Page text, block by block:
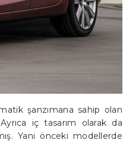
şanzımana sahip olan
iç tasarım olarak da
Yani önceki modellerde